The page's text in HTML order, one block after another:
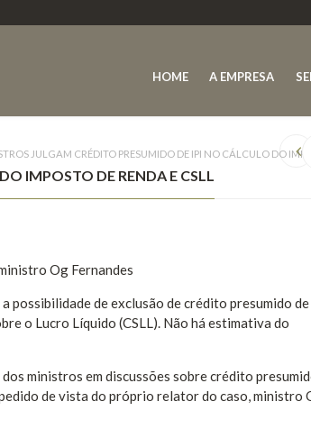
HOME A EMPRESA
JULGAM CRÉDITO PRESUMIDO DE IPI NO CÁLCULO DO
IMPOSTO DE RENDA E CSLL
Og Fernandes
possibilidade de exclusão de crédito presumido
o Lucro Líquido (CSLL). Não há estimativa do
ministros em discussões sobre crédito
de vista do próprio relator do caso, ministro